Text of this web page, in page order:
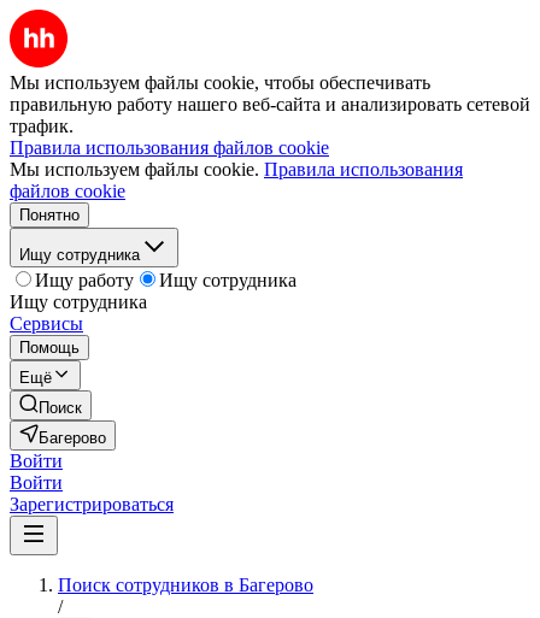
Мы используем файлы cookie, чтобы обеспечивать
правильную работу нашего веб-сайта и анализировать сетевой
трафик.
Правила использования файлов cookie
Мы используем файлы cookie. Правила использования
файлов cookie
Понятно
Ищу сотрудника
Ищу работу
Ищу сотрудника
Ищу сотрудника
Сервисы
Помощь
Ещё
Поиск
Багерово
Войти
Войти
Зарегистрироваться
Поиск сотрудников в Багерово
/